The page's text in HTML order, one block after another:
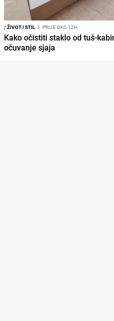
/ŽIVOT I STIL I PRIJE OKO 12H
Kako očistiti staklo od tuš-
očuvanje sjaja